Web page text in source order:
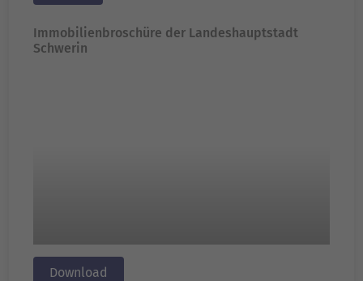
Immobilienbroschüre der Landeshauptstadt
Schwerin
Download